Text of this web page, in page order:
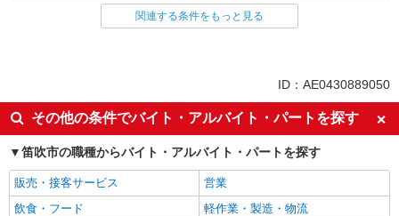
同じ特徴から求人を探す
社会保険あり
関連する条件をもっと見る
ID：AE0430889050
その他の条件でバイト・アルバイト・パートを探す
笛吹市の職種からバイト・アルバイト・パートを探す
販売・接客サービス
営業
飲食・フード
軽作業・製造・物流